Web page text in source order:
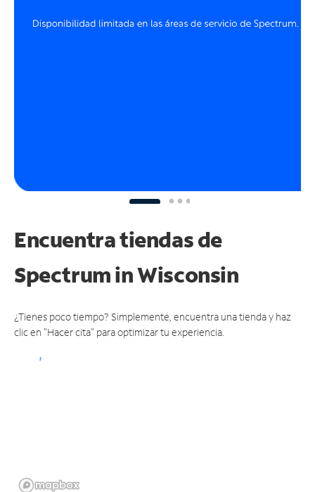
Encuentra tiendas de
Spectrumin Wisconsin
¿Tienes poco tiempo? Simplemente, encuentra una tienda y haz
clic en "Hacer cita" para optimizar tu experiencia.